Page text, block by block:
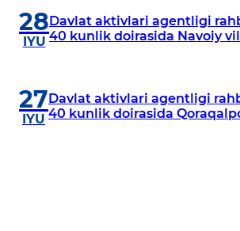
28
IYU
Davlat aktivlari agentligi
40 kunlik doirasida Navoiy
27
IYU
Davlat aktivlari agentligi
40 kunlik doirasida